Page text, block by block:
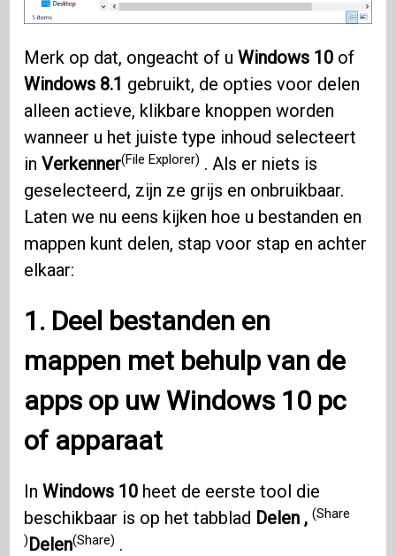
Merk op dat, ongeacht of uWindows 10 of
Windows 8.1 gebruikt, de opties voor delen
alleen actieve, klikbare knoppen worden
wanneer u het juiste type inhoud selecteert
inVerkenner(File Explorer) . Als er niets is
geselecteerd, zijn ze grijs en onbruikbaar.
Laten we nu eens kijken hoe u bestanden en
mappen kunt delen, stap voor stap en achter
elkaar:
1. Deel bestanden en
mappen met behulp van de
apps op uw Windows 10 pc
of apparaat
InWindows 10 heet de eerste tool die
beschikbaar is op het tabblad Delen ,(Share
)Delen(Share) .